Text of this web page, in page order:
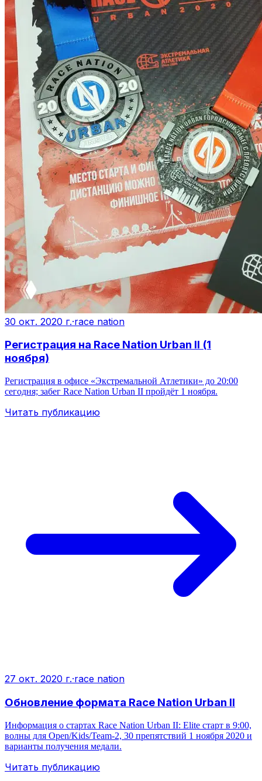
30 окт. 2020 г.·race nation
Регистрация на Race Nation Urban II (1
ноября)
Регистрация в офисе «Экстремальной Атлетики» до 20:00
сегодня; забег Race Nation Urban II пройдёт 1 ноября.
Читать публикацию
27 окт. 2020 г.·race nation
Обновление формата Race Nation Urban II
Информация о стартах Race Nation Urban II: Elite старт в 9:00,
волны для Open/Kids/Team‑2, 30 препятствий 1 ноября 2020 и
варианты получения медали.
Читать публикацию